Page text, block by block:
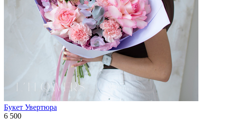
Букет Увертюра
6 500